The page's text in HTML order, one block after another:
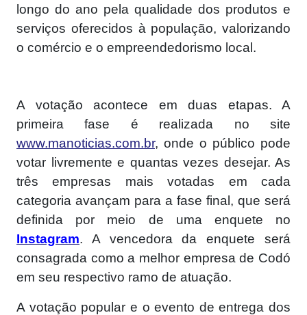
longo do ano pela qualidade dos produtos e
serviços oferecidos à população, valorizando
o comércio e o empreendedorismo local.
A votação acontece em duas etapas. A
primeira fase é realizada no site
www.manoticias.com.br, onde o público pode
votar livremente e quantas vezes desejar. As
três empresas mais votadas em cada
categoria avançam para a fase final, que será
definida por meio de uma enquete no
Instagram. A vencedora da enquete será
consagrada como a melhor empresa de Codó
em seu respectivo ramo de atuação.
A votação popular e o evento de entrega dos